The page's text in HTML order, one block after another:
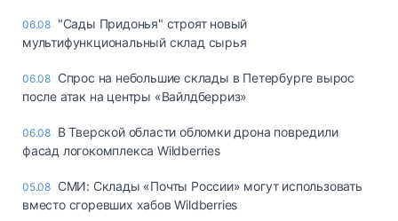
06.08 "Сады Придонья" строят новый
мультифункциональный склад сырья
06.08 Спрос на небольшие склады в Петербурге вырос
после атак на центры «Вайлдберриз»
06.08 В Тверской области обломки дрона повредили
фасад логокомплекса Wildberries
05.08 СМИ: Склады «Почты России» могут использовать
вместо сгоревших хабов Wildberries